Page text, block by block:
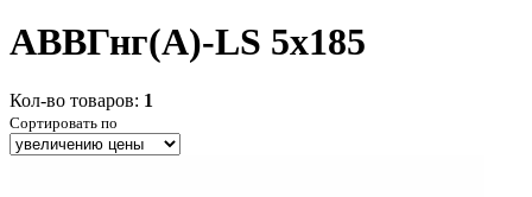
АВВГнг(А)-LS 5x185
Кол-во товаров: 1
Сортировать по